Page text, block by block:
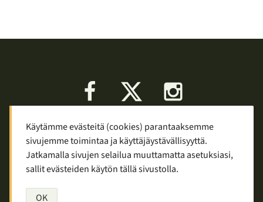
Facebook
Keskustelu Palaute
Tietosuoja
Mainostaminen ja yhteistyö
Copyright © 2007—2026Tuomas Tolppi /
Käytämme evästeitä (cookies) parantaaksemme
sivujemme toimintaa ja käyttäjäystävällisyyttä.
Jatkamalla sivujen selailua muuttamatta asetuksiasi,
sallit evästeiden käytön tällä sivustolla.
OK